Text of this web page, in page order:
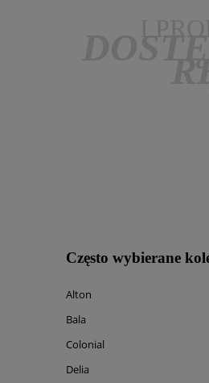
Często wybierane
Alton
Bala
Colonial
Delia